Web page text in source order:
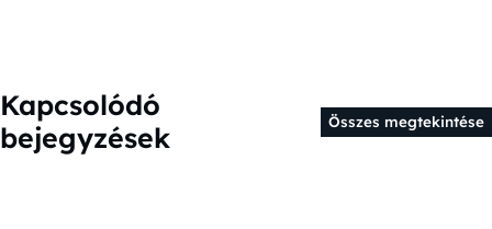
Kapcsolódó
bejegyzések
Összes megtekintése